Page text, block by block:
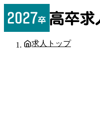
求人トップ